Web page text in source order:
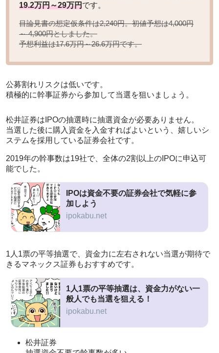
19.2万円～29万円です。
目論見書の想定仮条件は2,240円。初値予想は4,000円
～ 4,900円としました。
予想利益は17.6万円～26.6万円です。
公募割れリスクは低いです。
積極的に幹事証券から参加して当選を狙いましょう。
松井証券はIPOの抽選時に抽選資金が必要ありません。
当選した後に購入資金を入金すればよいという、嬉しいシ
ステムを採用している証券会社です。
2019年の幹事数は19社で、全体の2割以上のIPOに申込可
能でした。
IPOは資金不要の証券会社で気軽に参
加しよう
ipokabu.net
1人1票の平等抽選で、資金力に左右されない当選が期待で
きるマネックス証券もおすすめです。
1人1票の平等抽選は、資金力がない一
般人でも当選を狙える！
ipokabu.net
松井証券